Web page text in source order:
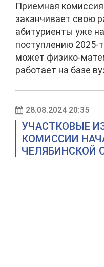
Приемная
заканчивает свою
абитуриенты уже
поступлению 2025-
может физико-
работает на базе
28.08.2024 20:35
УЧАСТКОВЫЕ
КОМИССИИ
ЧЕЛЯБИНСКОЙ